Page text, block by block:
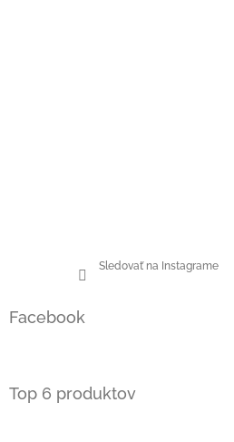
Sledovať na Instagrame
Facebook
Top 6 produktov